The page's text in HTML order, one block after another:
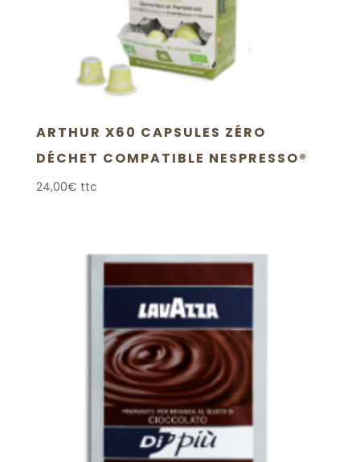
ARTHUR X60 CAPSULES ZÉRO
DÉCHET COMPATIBLE NESPRESSO®
24,00€ ttc